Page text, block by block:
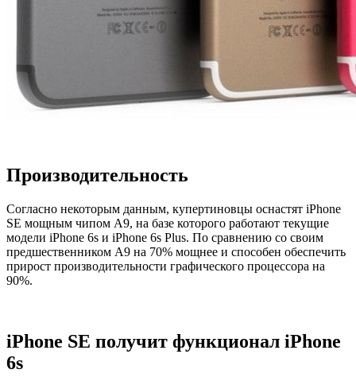
Производительность
Согласно некоторым данным, купертиновцы оснастят iPhone
SE мощным чипом А9, на базе которого работают текущие
модели iPhone 6s и iPhone 6s Plus. По сравнению со своим
предшественником А9 на 70% мощнее и способен обеспечить
прирост производительности графического процессора на
90%.
iPhone SE получит функционал iPhone
6s